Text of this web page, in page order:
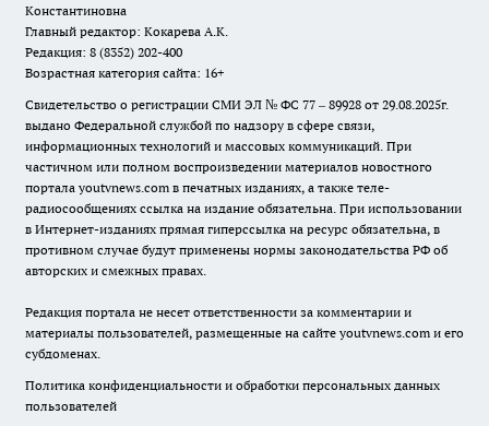
Константиновна
Главный редактор: Кокарева А.К.
Редакция: 8 (8352) 202-400
Возрастная категория сайта: 16+
Свидетельство о регистрации СМИ ЭЛ № ФС 77 – 89928 от 29.08.2025г.
выдано Федеральной службой по надзору в сфере связи,
информационных технологий и массовых коммуникаций. При
частичном или полном воспроизведении материалов новостного
портала youtvnews.com в печатных изданиях, а также теле-
радиосообщениях ссылка на издание обязательна. При использовании
в Интернет-изданиях прямая гиперссылка на ресурс обязательна, в
противном случае будут применены нормы законодательства РФ об
авторских и смежных правах.
Редакция портала не несет ответственности за комментарии и
материалы пользователей, размещенные на сайте youtvnews.com и его
субдоменах.
Политика конфиденциальности и обработки персональных данных
пользователей